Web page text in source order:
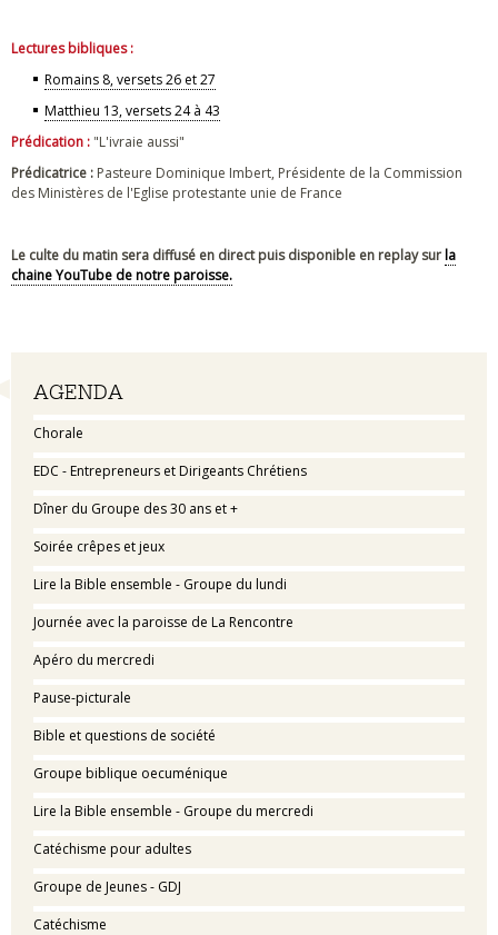
Navigation
AGENDA
Chorale
EDC - Entrepreneurs et Dirigeants Chrétiens
Dîner du Groupe des 30 ans et +
Soirée crêpes et jeux
Lire la Bible ensemble - Groupe du lundi
Journée avec la paroisse de La Rencontre
Apéro du mercredi
Pause-picturale
Bible et questions de société
Groupe biblique oecuménique
Lire la Bible ensemble - Groupe du mercredi
Catéchisme pour adultes
Groupe de Jeunes - GDJ
Catéchisme
Lectures bibliques :
Romains 8, versets 26 et 27
Matthieu 13, versets 24 à 43
Prédication : "L'ivraie aussi"
Prédicatrice : Pasteure Dominique Imbert, Présidente de la Commission
des Ministères de l'Eglise protestante unie de France
Le culte du matin sera diffusé en direct puis disponible en replay sur la
chaine YouTube de notre paroisse.